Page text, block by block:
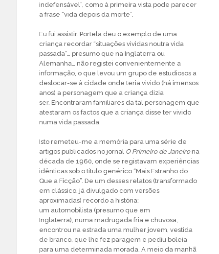
indefensável”, como à primeira vista pode parecer
a frase “vida depois da morte”.
Eu fui assistir. Portela deu o exemplo de uma
criança recordar “situações vividas noutra vida
passada”… presumo que na Inglaterra ou
Alemanha… não registei convenientemente a
informação, o que levou um grupo de estudiosos a
deslocar-se à cidade onde teria vivido (há imensos
anos) a personagem que a criança dizia
ser. Encontraram familiares da tal personagem que
atestaram os factos que a criança disse ter vivido
numa vida passada.
Isto remeteu-me a memória para uma série de
artigos publicados no jornal O Primeiro de Janeirona
década de 1960, onde se registavam experiências
idênticas sob o título genérico “Mais Estranho do
Que a Ficção”. De um desses relatos (transformado
em clássico, já divulgado com versões
aproximadas) recordo a história:
um automobilista (presumo que em
Inglaterra), numa madrugada fria e chuvosa,
encontrou na estrada uma mulher jovem, vestida
de branco, que lhe fez paragem e pediu boleia
para uma determinada morada. A meio da manhã